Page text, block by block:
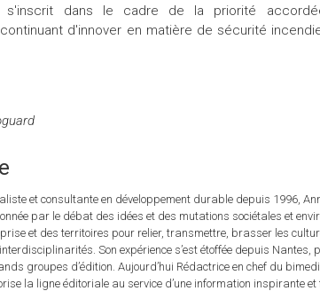
s'inscrit dans le cadre de la priorité
d'innover en matière de sécurité
et consultante en développement durable depuis 1996,
par le débat des idées et des mutations sociétales et
et des territoires pour relier, transmettre, brasser les
Son expérience s’est étoffée depuis
groupes d’édition. Aujourd’hui Rédactrice en chef du
la ligne éditoriale au service d’une information inspirante